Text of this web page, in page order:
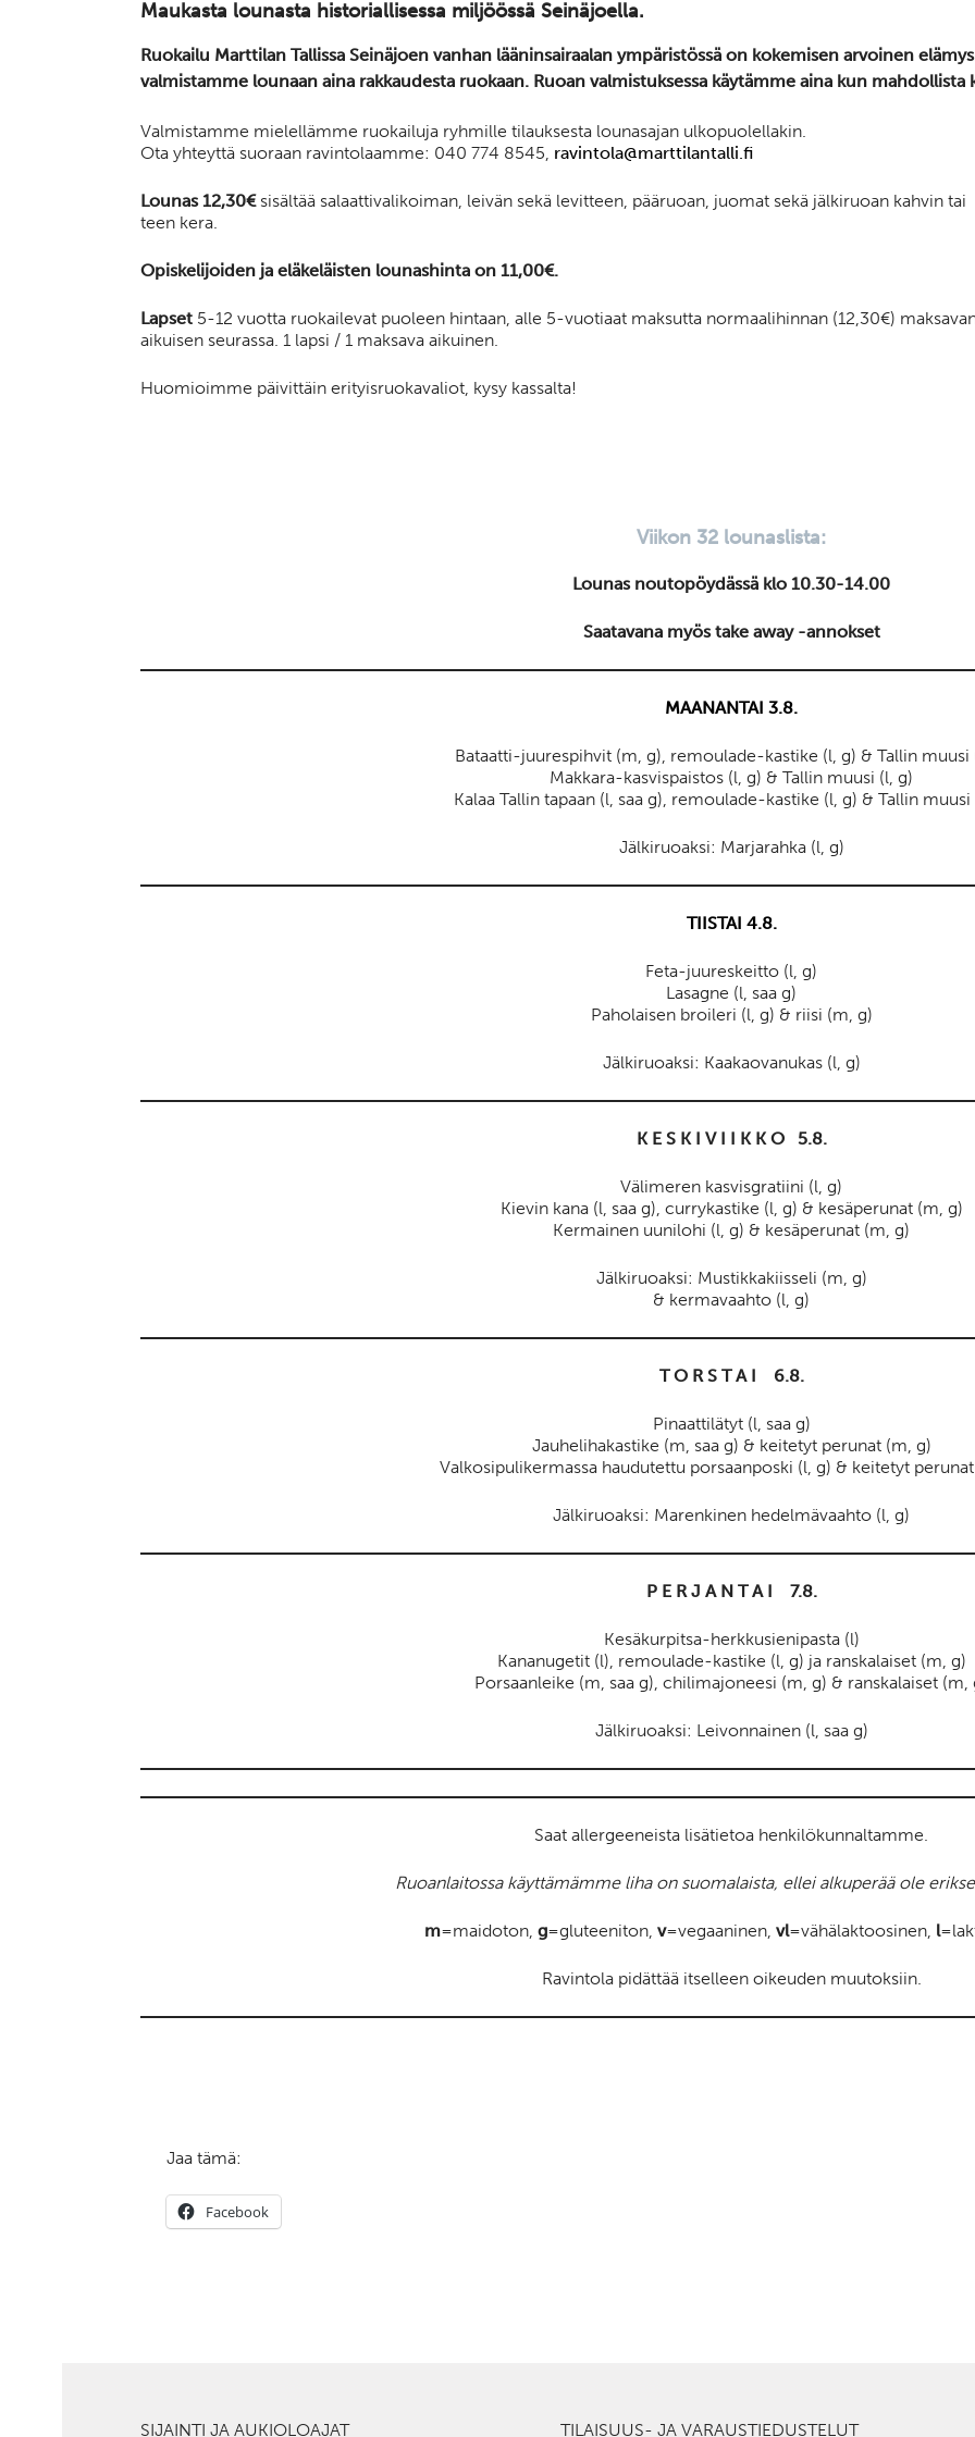
Maukasta lounasta historiallisessa miljöössä Seinäjoella.
Ruokailu Marttilan Tallissa Seinäjoen vanhan lääninsairaalan ympäristössä on kokemisen arvoinen
valmistamme lounaan aina rakkaudesta ruokaan. Ruoan valmistuksessa käytämme aina kun
Valmistamme mielellämme ruokailuja ryhmille tilauksesta lounasajan ulkopuolellakin.
Ota yhteyttä suoraan ravintolaamme: 040 774 8545, ravintola@marttilantalli.fi
Lounas 12,30€sisältää salaattivalikoiman, leivän sekä levitteen, pääruoan, juomat sekä jälkiruoan kahvin tai
teen kera.
Opiskelijoiden ja eläkeläisten lounashinta on 11,00€.
Lapset 5-12 vuotta ruokailevat puoleen hintaan, alle 5-vuotiaat maksutta normaalihinnan (12,30€)
aikuisen seurassa. 1 lapsi / 1 maksava aikuinen.
Huomioimme päivittäin erityisruokavaliot, kysy kassalta!
Viikon 32 lounaslista:
Lounas noutopöydässä klo 10.30-14.00
Saatavana myös take away -annokset
MAANANTAI 3.8.
Bataatti-juurespihvit (m, g), remoulade-kastike (l, g) & Tallin muusi
Makkara-kasvispaistos (l, g) & Tallin muusi (l, g)
Kalaa Tallin tapaan (l, saa g), remoulade-kastike (l, g) & Tallin muusi
Jälkiruoaksi: Marjarahka (l, g)
TIISTAI 4.8.
Feta-juureskeitto (l, g)
Lasagne (l, saa g)
Paholaisen broileri (l, g) & riisi (m, g)
Jälkiruoaksi: Kaakaovanukas (l, g)
K E S K I V I I K K O 5.8.
Välimeren kasvisgratiini (l, g)
Kievin kana (l, saa g), currykastike (l, g) & kesäperunat (m, g)
Kermainen uunilohi (l, g) & kesäperunat (m, g)
Jälkiruoaksi: Mustikkakiisseli (m, g)
& kermavaahto (l, g)
T O R S T A I 6.8.
Pinaattilätyt (l, saa g)
Jauhelihakastike (m, saa g) & keitetyt perunat (m, g)
Valkosipulikermassa haudutettu porsaanposki (l, g) & keitetyt
Jälkiruoaksi: Marenkinen hedelmävaahto (l, g)
P E R J A N T A I 7.8.
Kesäkurpitsa-herkkusienipasta (l)
Kananugetit (l), remoulade-kastike (l, g) ja ranskalaiset (m, g)
Porsaanleike (m, saa g), chilimajoneesi (m, g) & ranskalaiset (m,
Jälkiruoaksi: Leivonnainen (l, saa g)
Saat allergeeneista lisätietoa henkilökunnaltamme.
Ruoanlaitossa käyttämämme liha on suomalaista, ellei alkuperää ole
m=maidoton, g=gluteeniton, v=vegaaninen, vl=vähälaktoosinen, l
Ravintola pidättää itselleen oikeuden muutoksiin.
Jaa tämä:
Facebook
SIJAINTI JA AUKIOLOAJAT TILAISUUS- JA VARAUSTIEDUSTELUT